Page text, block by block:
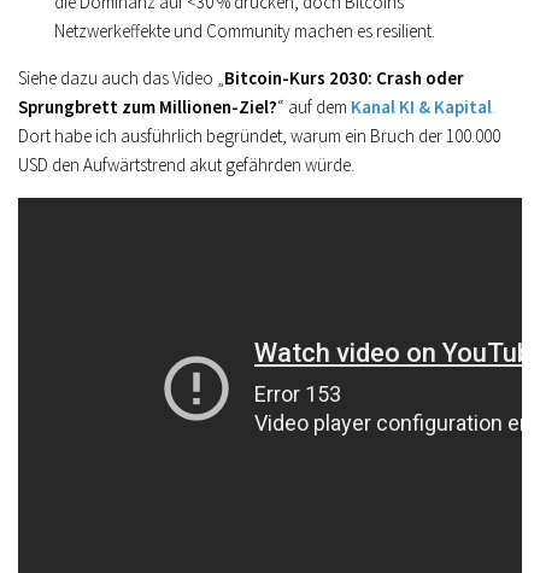
Netzwerkeffekte und Community machen es resilient.
Siehe dazu auch das Video „Bitcoin-Kurs 2030: Crash oder
Sprungbrett zum Millionen-Ziel?“ auf dem Kanal KI & Kapital.
Dort habe ich ausführlich begründet, warum ein Bruch der 100.000
USD den Aufwärtstrend akut gefährden würde.